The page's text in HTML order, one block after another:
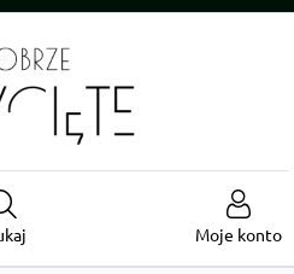
Moje konto